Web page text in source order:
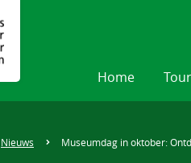
Home
Nieuws Museumdag in oktober: